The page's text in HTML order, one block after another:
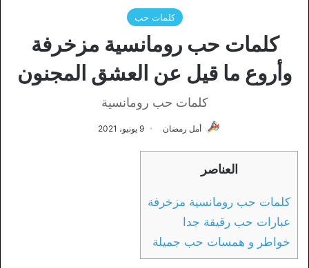
كلمات حب
كلمات حب رومانسية مزخرفة
وأروع ما قيل عن العشق المجنون
كلمات حب رومانسية
أمل رمضان 9 يونيو، 2021
العناصر
كلمات حب رومانسية مزخرفة
عبارات حب رقيقة جدا
خواطر و همسات حب جميلة